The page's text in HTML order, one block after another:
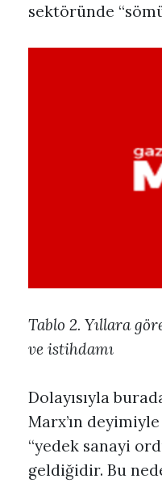
sektöründe
Tablo 2. Yıllara
ve istihdamı
Dolayısıyla
Marx’ın
“yedek sanayi
geldiğidir. Bu